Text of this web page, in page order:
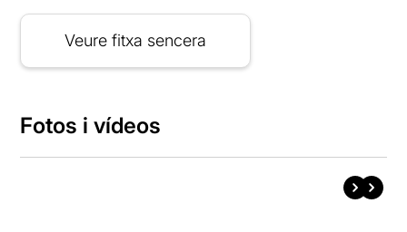
Veure fitxa sencera
Fotos i vídeos